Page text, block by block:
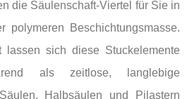
die Säulenschaft-Viertel für Sie in
polymeren Beschichtungsmasse.
lassen sich diese Stuckelemente
als zeitlose, langlebige
Halbsäulen und Pilastern